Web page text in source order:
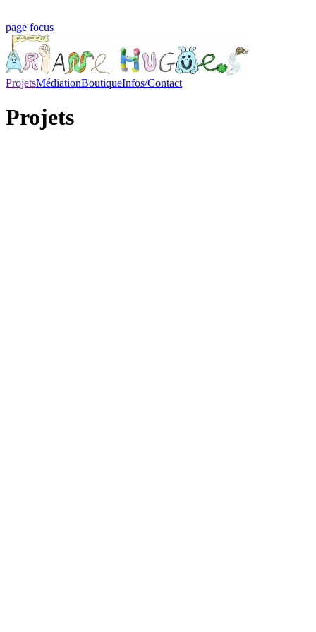
page focus
ProjetsMédiationBoutiqueInfos/Contact
Projets